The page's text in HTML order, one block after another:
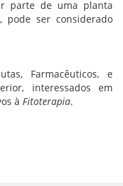
parte de uma planta
pode ser considerado
Farmacêuticos, e
interessados em
à Fitoterapia.